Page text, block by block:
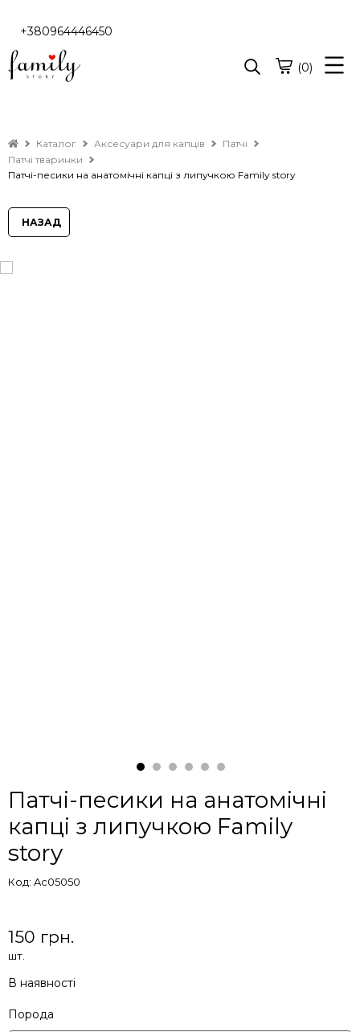
+380964446450
(0)
Каталог Аксесуари для капців
Патчі
Патчі тваринки
Патчі-песики на анатомічні капці з липучкою Family story
НАЗАД
Патчі-песики на анатомічні
капці з липучкою Family
story
Код: Ac05050
150 грн.
шт.
В наявності
Порода